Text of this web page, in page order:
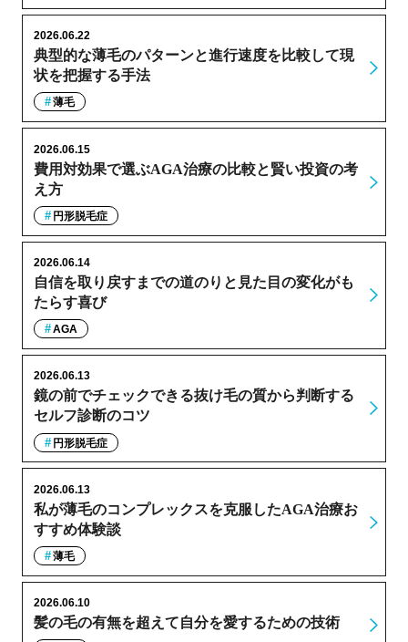
典型的な薄毛のパターンと進行速度を比較して現
状を把握する手法
2026.06.22
薄毛
費用対効果で選ぶAGA治療の比較と賢い投資の考
え方
2026.06.15
円形脱毛症
自信を取り戻すまでの道のりと見た目の変化がも
たらす喜び
2026.06.14
AGA
鏡の前でチェックできる抜け毛の質から判断する
セルフ診断のコツ
2026.06.13
円形脱毛症
私が薄毛のコンプレックスを克服したAGA治療お
すすめ体験談
2026.06.13
薄毛
髪の毛の有無を超えて自分を愛するための技術
2026.06.10